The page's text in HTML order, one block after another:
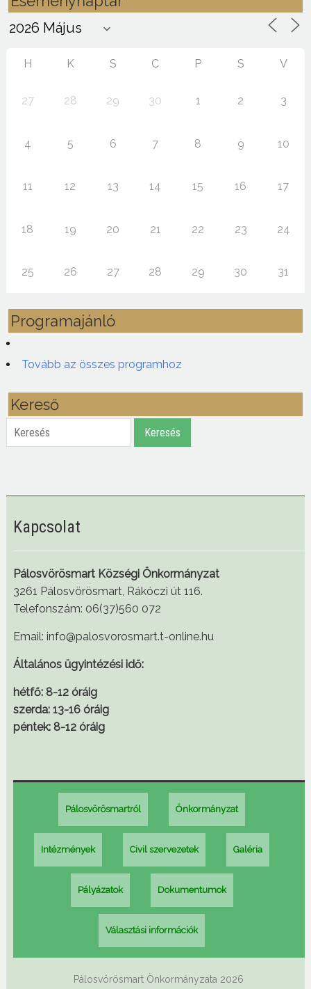
H K S C P S V
27 28 29 30 1 2 3
4 5 6 7 8 9 10
11 12 13 14 15 16 17
18 19 20 21 22 23 24
25 26 27 28 29 30 31
Programajánló
Tovább az összes programhoz
Kereső
Keresés Keresés
Kapcsolat
Pálosvörösmart Községi Önkormányzat
3261 Pálosvörösmart, Rákóczi út 116.
Telefonszám: 06(37)560 072
Email: info@palosvorosmart.t-online.hu
Általános ügyintézési idő:
hétfő: 8-12 óráig
szerda: 13-16 óráig
péntek: 8-12 óráig
Pálosvörösmartról Önkormányzat
Intézmények Civil szervezetek Galéria
Pályázatok Dokumentumok
Választási információk
Pálosvörösmart Önkormányzata 2026